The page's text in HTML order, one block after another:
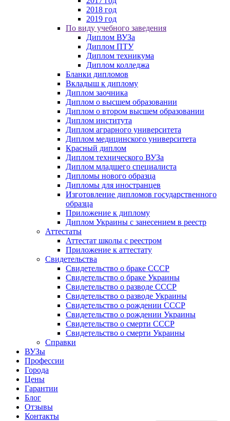
2018 год
2019 год
По виду учебного заведения
Диплом ВУЗа
Диплом ПТУ
Диплом техникума
Диплом колледжа
Бланки дипломов
Вкладыш к диплому
Диплом заочника
Диплом о высшем образовании
Диплом о втором высшем образовании
Диплом института
Диплом аграрного университета
Диплом медицинского университета
Красный диплом
Диплом технического ВУЗа
Диплом младшего специалиста
Дипломы нового образца
Дипломы для иностранцев
Изготовление дипломов государственного
образца
Приложение к диплому
Диплом Украины с занесением в реестр
Аттестаты
Аттестат школы с реестром
Приложение к аттестату
Свидетельства
Свидетельство о браке СССР
Свидетельство о браке Украины
Свидетельство о разводе СССР
Свидетельство о разводе Украины
Свидетельство о рождении СССР
Свидетельство о рождении Украины
Свидетельство о смерти СССР
Свидетельство о смерти Украины
Справки
ВУЗы
Профессии
Города
Цены
Гарантии
Блог
Отзывы
Контакты